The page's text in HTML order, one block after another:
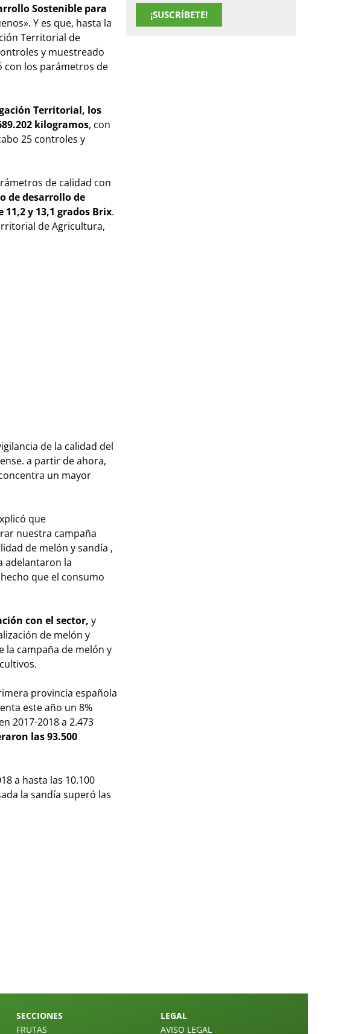
Sostenible para
Y es que, hasta la
Territorial de
y muestreado
con los parámetros de
Territorial, los
kilogramos, con
25 controles y
de calidad con
de desarrollo de
y 13,1 grados Brix.
de Agricultura,
de la calidad del
a partir de ahora,
un mayor
que
nuestra campaña
de melón y sandía ,
adelantaron la
que el consumo
con el sector, y
de melón y
la campaña de melón y
provincia española
este año un 8%
2017-2018 a 2.473
las 93.500
a hasta las 10.100
la sandía superó las
¡SUSCRÍBETE!
SECCIONES
FRUTAS
LEGAL
AVISO LEGAL